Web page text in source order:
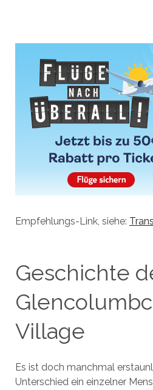
Empfehlungs-Link, siehe:
Geschichte
Village
Es ist doch manchmal
Unterschied ein einzelner